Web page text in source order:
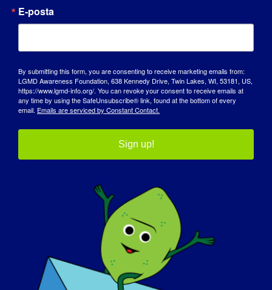
LGMDR18 / LGMD2S – caused
by mutations in the TRAPPC11
gene
LGMDR19 / LGMD2T – caused
by mutations in the GMPPB
gene
Bethlem - COL6A1, COL6A2
veya COL6A3 genlerindeki
mutasyonlardan kaynaklanır
E-posta
By submitting this form, you are consenting to receive marketing emails from:
LGMD Awareness Foundation, 638 Kennedy Drive, Twin Lakes, WI, 53181, US,
https://www.lgmd-info.org/. You can revoke your consent to receive emails at
any time by using the SafeUnsubscribe® link, found at the bottom of every
email. Emails are serviced by Constant Contact.
Sign up!